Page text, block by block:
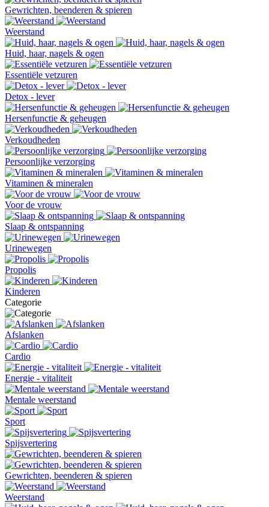
Gewrichten, beenderen & spieren
Weerstand
Huid, haar, nagels & ogen
Essentiële vetzuren
Detox - lever
Hersenfunctie & geheugen
Verkoudheden
Persoonlijke verzorging
Vitaminen & mineralen
Voor de vrouw
Slaap & ontspanning
Urinewegen
Propolis
Kinderen
Categorie
Afslanken
Cardio
Energie - vitaliteit
Mentale weerstand
Sport
Spijsvertering
Gewrichten, beenderen & spieren
Weerstand